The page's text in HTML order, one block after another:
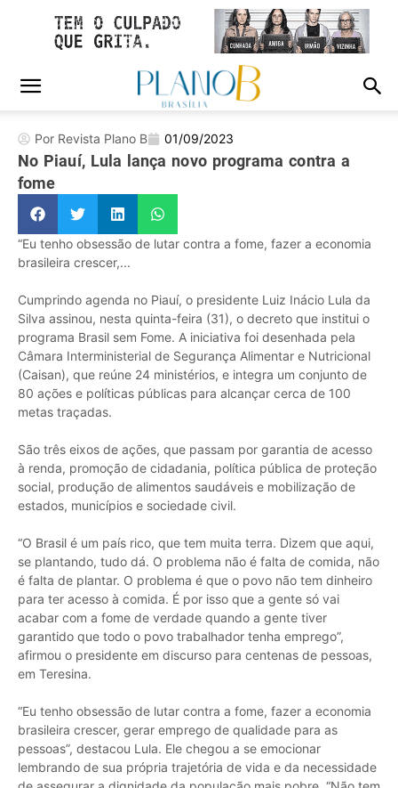
Por Revista Plano B 01/09/2023
No Piauí, Lula lança novo programa contra a
fome
“Eu tenho obsessão de lutar contra a fome, fazer a economia
brasileira crescer,...
Cumprindo agenda no Piauí, o presidente Luiz Inácio Lula da
Silva assinou, nesta quinta-feira (31), o decreto que institui o
programa Brasil sem Fome. A iniciativa foi desenhada pela
Câmara Interministerial de Segurança Alimentar e Nutricional
(Caisan), que reúne 24 ministérios, e integra um conjunto de
80 ações e políticas públicas para alcançar cerca de 100
metas traçadas.
São três eixos de ações, que passam por garantia de acesso
à renda, promoção de cidadania, política pública de proteção
social, produção de alimentos saudáveis e mobilização de
estados, municípios e sociedade civil.
“O Brasil é um país rico, que tem muita terra. Dizem que aqui,
se plantando, tudo dá. O problema não é falta de comida, não
é falta de plantar. O problema é que o povo não tem dinheiro
para ter acesso à comida. É por isso que a gente só vai
acabar com a fome de verdade quando a gente tiver
garantido que todo o povo trabalhador tenha emprego”,
afirmou o presidente em discurso para centenas de pessoas,
em Teresina.
“Eu tenho obsessão de lutar contra a fome, fazer a economia
brasileira crescer, gerar emprego de qualidade para as
pessoas”, destacou Lula. Ele chegou a se emocionar
lembrando de sua própria trajetória de vida e da necessidade